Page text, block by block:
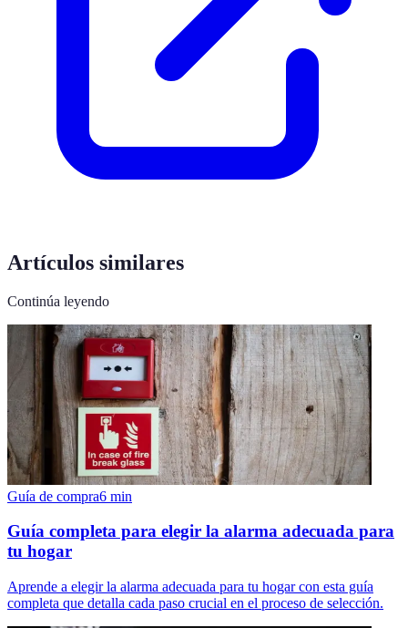
Artículos similares
Continúa leyendo
Guía de compra6 min
Guía completa para elegir la alarma adecuada para
tu hogar
Aprende a elegir la alarma adecuada para tu hogar con esta guía
completa que detalla cada paso crucial en el proceso de selección.